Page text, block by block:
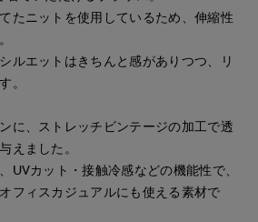
たニットを使用しているため、伸縮性
ルエットはきちんと感がありつつ、リ
。
に、ストレッチビンテージの加工で透
えました。
UVカット・接触冷感などの機能性で、
フィスカジュアルにも使える素材で